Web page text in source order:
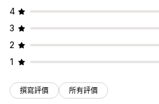
4
3
2
1
撰寫評價 所有評價